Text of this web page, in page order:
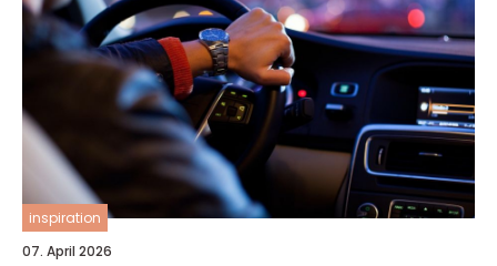
inspiration
07. April 2026